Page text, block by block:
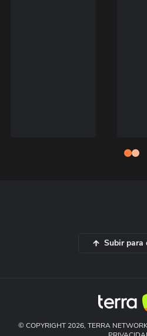
Subir para
© COPYRIGHT 2026, TERRA